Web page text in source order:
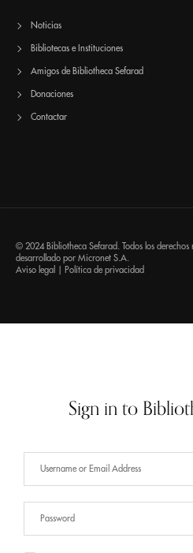
Noticias
Bibliotecas e Instituciones
Amigos de Bibliotheca Sefarad
Donaciones
Contactar
© 2024 Bibliotheca Sefarad. Todos los derechos
desarrollado por Micronet S.A.
Aviso legal
Política de privacidad
Sign in to